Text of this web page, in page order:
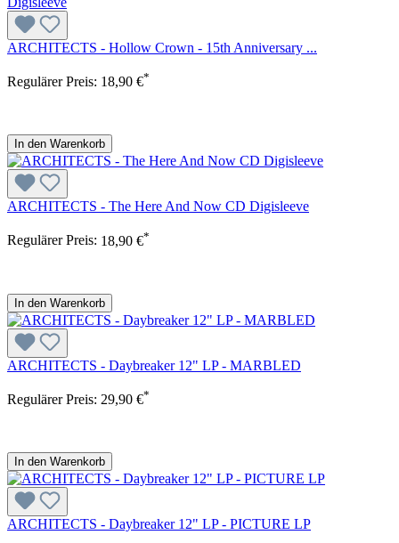
ARCHITECTS - Hollow Crown - 15th Anniversary ...
Regulärer Preis: 18,90 €*
In den Warenkorb
ARCHITECTS - The Here And Now CD Digisleeve
Regulärer Preis: 18,90 €*
In den Warenkorb
ARCHITECTS - Daybreaker 12" LP - MARBLED
Regulärer Preis: 29,90 €*
In den Warenkorb
ARCHITECTS - Daybreaker 12" LP - PICTURE LP